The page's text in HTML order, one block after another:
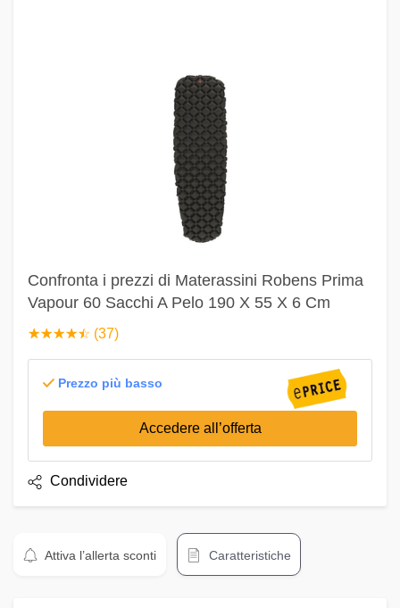
Confronta i prezzi di Materassini Robens Prima
Vapour 60 Sacchi A Pelo 190 X 55 X 6 Cm
☆☆☆☆☆
★★★★★ (37)
Prezzo più basso
Accedere all’offerta
Condividere
Attiva l’allerta sconti Caratteristiche